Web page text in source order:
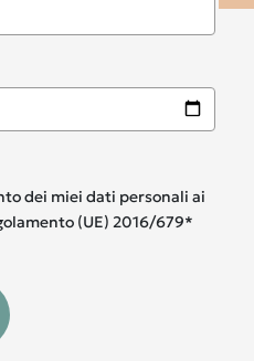
dei miei dati personali ai
(UE) 2016/679*